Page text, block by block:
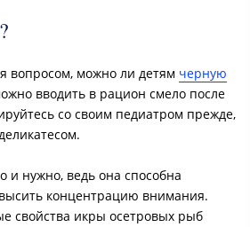
вопросом, можно ли детям черную
вводить в рацион смело после
со своим педиатром прежде,
и нужно, ведь она способна
концентрацию внимания.
свойства икры осетровых рыб